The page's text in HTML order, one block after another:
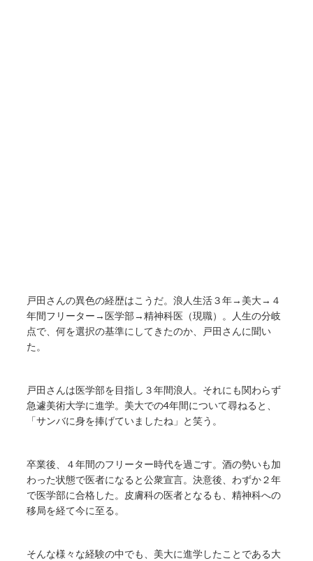
戸田さんの異色の経歴はこうだ。浪人生活３年→美大→４
年間フリーター→医学部→精神科医（現職）。人生の分岐
点で、何を選択の基準にしてきたのか、戸田さんに聞い
た。
戸田さんは医学部を目指し３年間浪人。それにも関わらず
急遽美術大学に進学。美大での4年間について尋ねると、
「サンバに身を捧げていましたね」と笑う。
卒業後、４年間のフリーター時代を過ごす。酒の勢いも加
わった状態で医者になると公衆宣言。決意後、わずか２年
で医学部に合格した。皮膚科の医者となるも、精神科への
移局を経て今に至る。
そんな様々な経験の中でも、美大に進学したことである大